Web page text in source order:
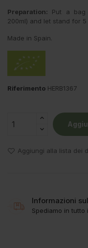
Preparation: Put a bag
200ml) and let stand for 5
Made in Spain.
Riferimento HERB1367
Aggiungi alla lista dei
Informazioni
Spediamo in tutto